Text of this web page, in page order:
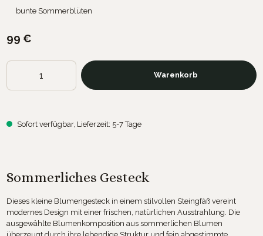
bunte Sommerblüten
99 €
Produkt Anzahl: Gib den gewünschten Wert ein oder benutze die
Warenkorb
Sofort verfügbar, Lieferzeit: 5-7 Tage
Sommerliches Gesteck
Dieses kleine Blumengesteck in einem stilvollen Steingfäß vereint
modernes Design mit einer frischen, natürlichen Ausstrahlung. Die
ausgewählte Blumenkomposition aus sommerlichen Blumen
überzeugt durch ihre lebendige Struktur und fein abgestimmte